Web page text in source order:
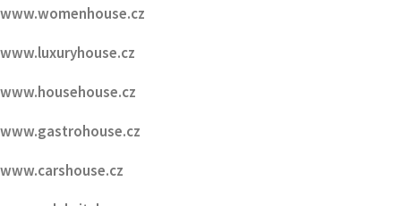
www.PražskéPříkopy.cz
www.menhouse.cz
www.womenhouse.cz
www.luxuryhouse.cz
www.househouse.cz